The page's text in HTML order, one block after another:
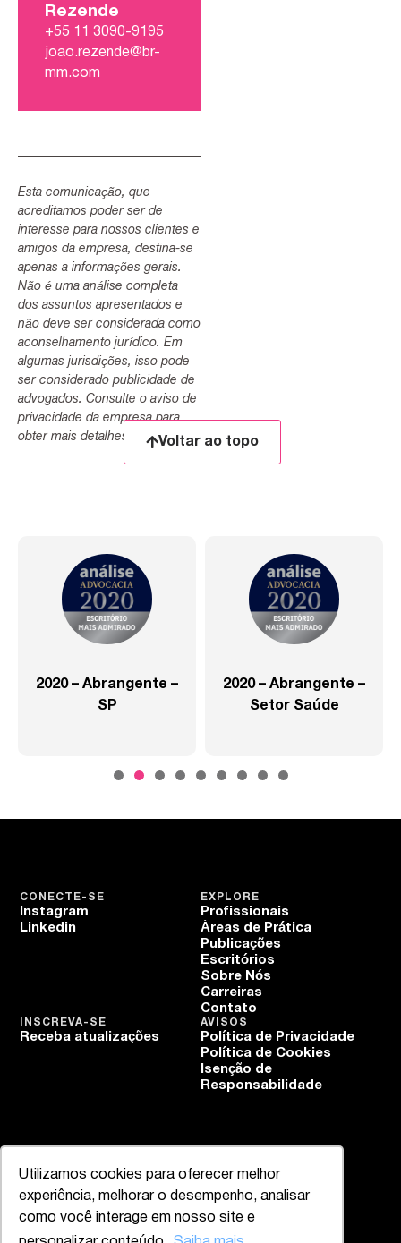
Utilizamos cookies para oferecer melhor
experiência, melhorar o desempenho, analisar
como você interage em nosso site e
Rezende
+55 11 3090-9195
joao.rezende@br-
mm.com
Esta comunicação, que
acreditamos poder ser de
interesse para nossos clientes e
amigos da empresa, destina-se
apenas a informações gerais.
Não é uma análise completa
dos assuntos apresentados e
não deve ser considerada como
aconselhamento jurídico. Em
algumas jurisdições, isso pode
ser considerado publicidade de
advogados. Consulte o aviso de
privacidade da empresa para
obter mais detalhes.
Voltar ao topo
2020 – Abrangente –
SP
2020 – Abrangente –
Setor Saúde
EXPLORE
Profissionais
Áreas de Prática
Publicações
Escritórios
Sobre Nós
Carreiras
Contato
CONECTE-SE
Instagram
Linkedin
AVISOS
Política de Privacidade
Política de Cookies
Isenção de
Responsabilidade
INSCREVA-SE
Receba atualizações